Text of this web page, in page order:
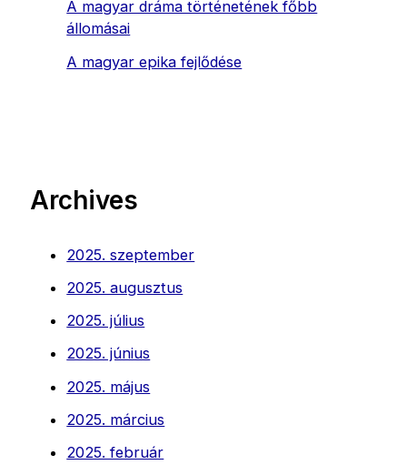
A magyar dráma történetének főbb
állomásai
A magyar epika fejlődése
Archives
2025. szeptember
2025. augusztus
2025. július
2025. június
2025. május
2025. március
2025. február